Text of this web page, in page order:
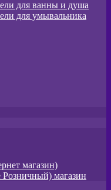
для ванны и душа
для умывальника
магазин)
магазин